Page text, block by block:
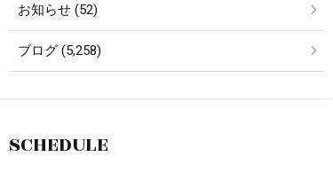
お知らせ (52)
ブログ (5,258)
SCHEDULE